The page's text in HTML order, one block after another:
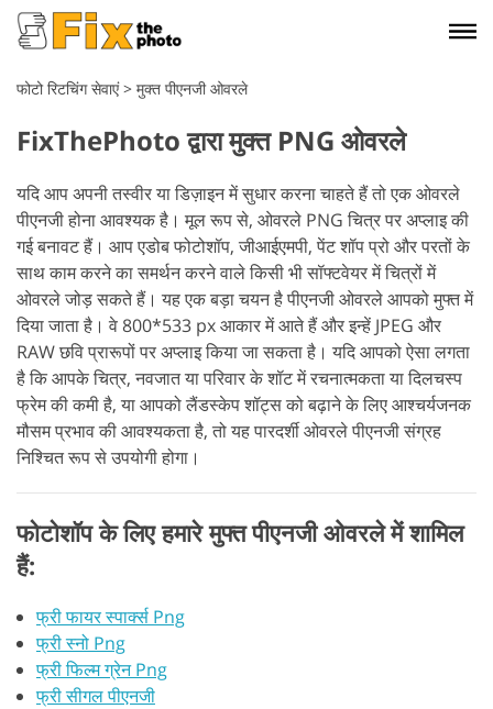
फोटो रिटचिंग सेवाएं> मुक्त पीएनजी ओवरले
FixThePhoto द्वारा मुक्त PNG ओवरले
यदि आप अपनी तस्वीर या डिज़ाइन में सुधार करना चाहते हैं तो एक ओवरले
पीएनजी होना आवश्यक है। मूल रूप से, ओवरले PNG चित्र पर अप्लाइ की
गई बनावट हैं। आप एडोब फोटोशॉप, जीआईएमपी, पेंट शॉप प्रो और परतों के
साथ काम करने का समर्थन करने वाले किसी भी सॉफ्टवेयर में चित्रों में
ओवरले जोड़ सकते हैं। यह एक बड़ा चयन है पीएनजी ओवरले आपको मुफ्त में
दिया जाता है। वे 800*533 px आकार में आते हैं और इन्हें JPEG और
RAW छवि प्रारूपों पर अप्लाइ किया जा सकता है। यदि आपको ऐसा लगता
है कि आपके चित्र, नवजात या परिवार के शॉट में रचनात्मकता या दिलचस्प
फ्रेम की कमी है, या आपको लैंडस्केप शॉट्स को बढ़ाने के लिए आश्चर्यजनक
मौसम प्रभाव की आवश्यकता है, तो यह पारदर्शी ओवरले पीएनजी संग्रह
निश्चित रूप से उपयोगी होगा।
फोटोशॉप के लिए हमारे मुफ्त पीएनजी ओवरले में शामिल
हैं:
फ्री फायर स्पार्क्स Png
फ्री स्नो Png
फ्री फिल्म ग्रेन Png
फ्री सीगल पीएनजी